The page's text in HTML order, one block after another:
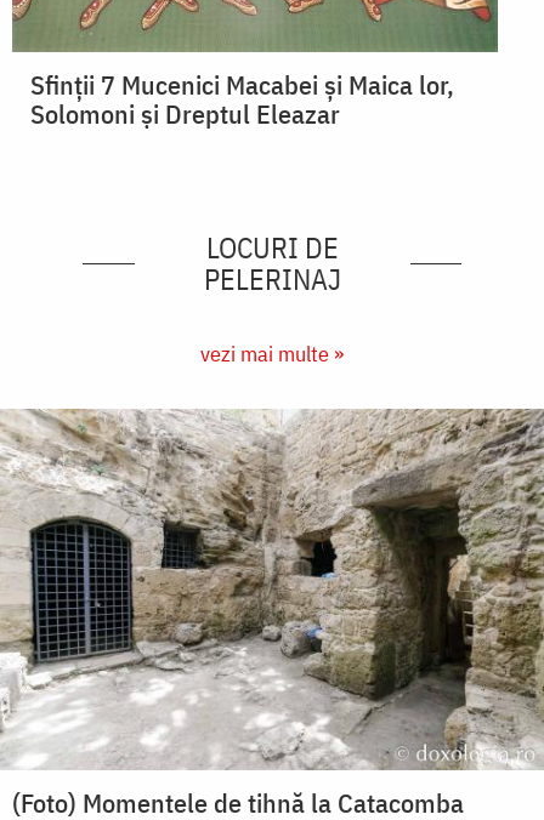
Sfinții 7 Mucenici Macabei și Maica lor,
Solomoni și Dreptul Eleazar
LOCURI DE
PELERINAJ
vezi mai multe »
(Foto) Momentele de tihnă la Catacomba